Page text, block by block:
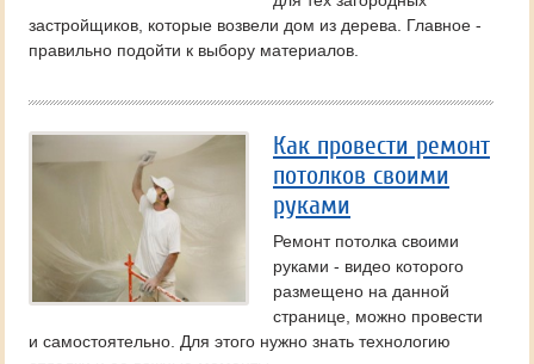
застройщиков, которые возвели дом из дерева. Главное -
правильно подойти к выбору материалов.
Как провести ремонт
потолков своими
руками
Ремонт потолка своими
руками - видео которого
размещено на данной
странице, можно провести
и самостоятельно. Для этого нужно знать технологию